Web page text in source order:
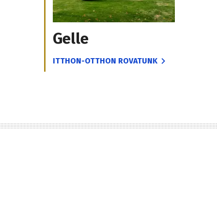
Gelle
ITTHON-OTTHON ROVATUNK